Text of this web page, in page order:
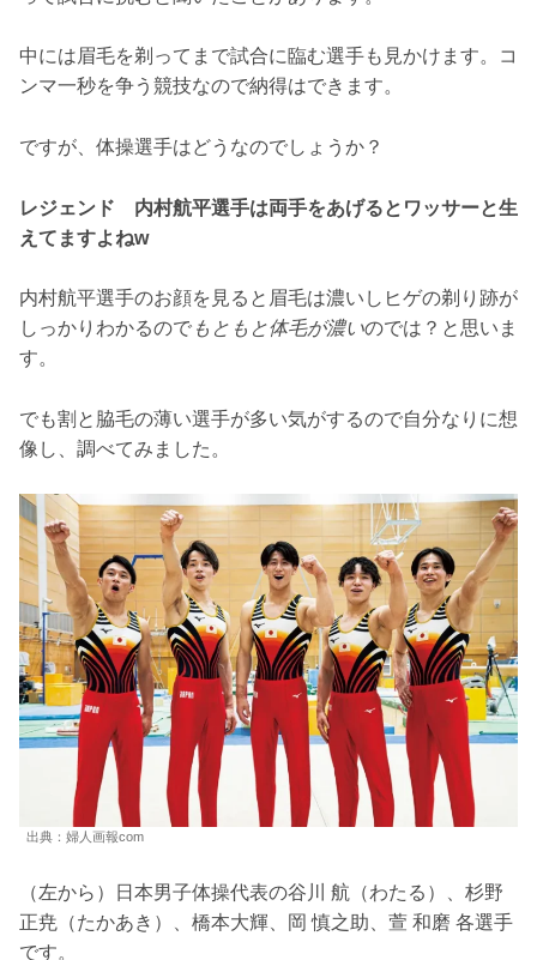
中には眉毛を剃ってまで試合に臨む選手も見かけます。コ
ンマ一秒を争う競技なので納得はできます。
ですが、体操選手はどうなのでしょうか？
レジェンド 内村航平選手は両手をあげるとワッサーと生
えてますよねw
内村航平選手のお顔を見ると眉毛は濃いしヒゲの剃り跡が
しっかりわかるので もともと体毛が濃いのでは？と思いま
す。
でも割と脇毛の薄い選手が多い気がするので自分なりに想
像し、調べてみました。
出典：婦人画報com
（左から）日本男子体操代表の谷川 航（わたる）、杉野
正尭（たかあき）、橋本大輝、岡 慎之助、萱 和磨 各選手
です。